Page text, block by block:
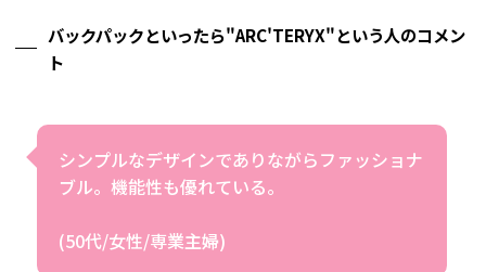
バックパックといったら"ARC'TERYX"という人のコメン
ト
シンプルなデザインでありながらファッショナ
ブル。機能性も優れている。
(50代/女性/専業主婦)